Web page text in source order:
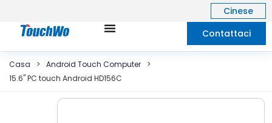
Cinese
Contattaci
Casa > Android Touch Computer
>
15.6" PC touch Android HD156C